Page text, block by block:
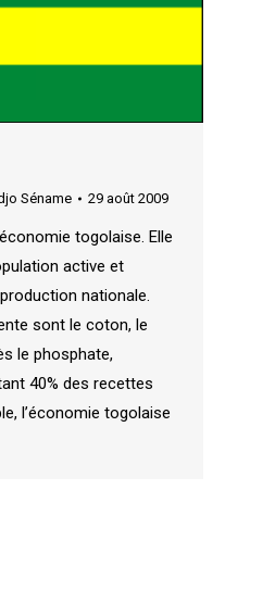
Séname 29 août 2009
togolaise. Elle
active et
nationale.
sont le coton, le
le phosphate,
40% des recettes
l’économie togolaise